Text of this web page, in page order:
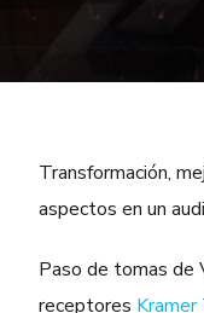
Transformación,
aspectos en un
Paso de tomas de
receptores